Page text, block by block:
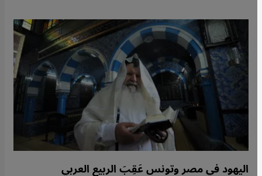
اليهود في مصر وتونس عَقِبَ الربيع العربي